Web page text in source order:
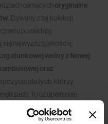
ceniących oryginalne
. Dywany z tej kolekcji
posiadają
najwyższą jakością,
wełny z Nowej
oraz
dla tych, którzy
To uzupełnienie
jak i naturalnych,